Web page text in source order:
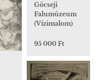
Göcseji
Falumúzeum
(Vízimalom)
95 000 Ft